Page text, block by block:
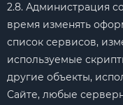
2.8. Администрация
время изменять
список сервисов,
используемые
другие объекты,
Сайте, любые